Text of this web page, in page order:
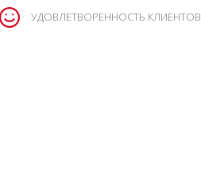
УДОВЛЕТВОРЕННОСТЬ КЛИЕНТОВ